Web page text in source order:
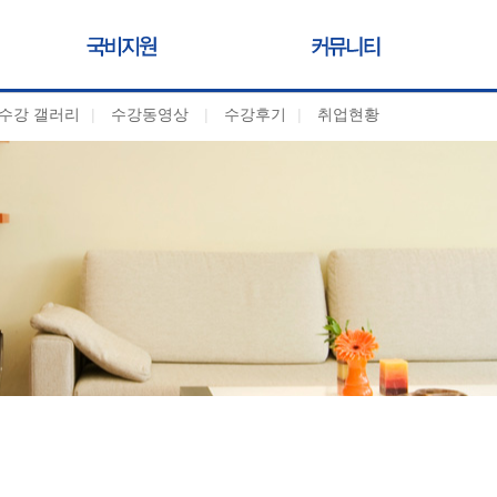
수강 갤러리 | 수강동영상 | 수강후기 | 취업현황